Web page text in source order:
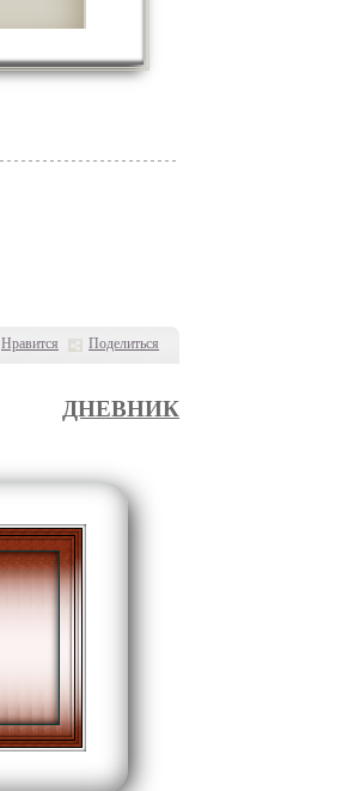
Нравится Поделиться
ДНЕВНИК